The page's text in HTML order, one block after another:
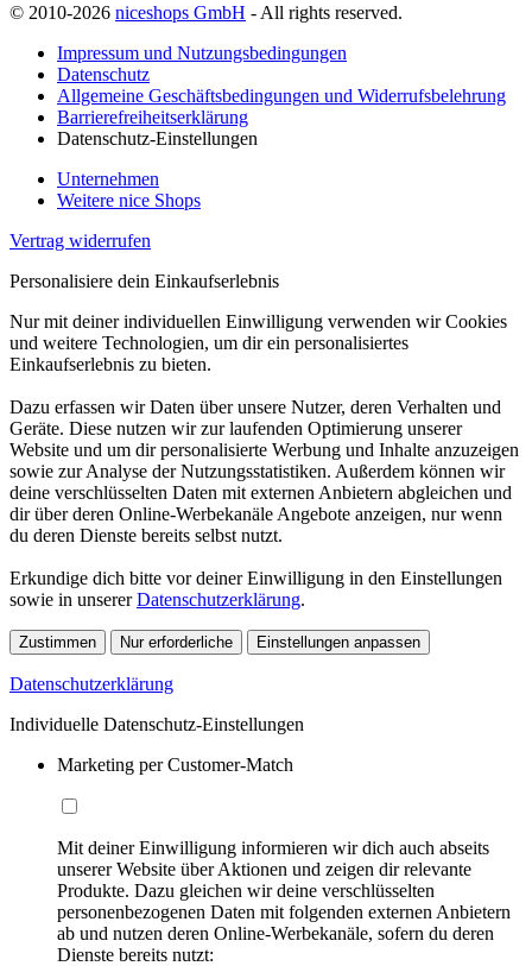
© 2010-2026 niceshops GmbH - All rights reserved.
Impressum und Nutzungsbedingungen
Datenschutz
Allgemeine Geschäftsbedingungen und Widerrufsbelehrung
Barrierefreiheitserklärung
Datenschutz-Einstellungen
Unternehmen
Weitere nice Shops
Vertrag widerrufen
Personalisiere dein Einkaufserlebnis
Nur mit deiner individuellen Einwilligung verwenden wir Cookies
und weitere Technologien, um dir ein personalisiertes
Einkaufserlebnis zu bieten.
Dazu erfassen wir Daten über unsere Nutzer, deren Verhalten und
Geräte. Diese nutzen wir zur laufenden Optimierung unserer
Website und um dir personalisierte Werbung und Inhalte anzuzeigen
sowie zur Analyse der Nutzungsstatistiken. Außerdem können wir
deine verschlüsselten Daten mit externen Anbietern abgleichen und
dir über deren Online-Werbekanäle Angebote anzeigen, nur wenn
du deren Dienste bereits selbst nutzt.
Erkundige dich bitte vor deiner Einwilligung in den Einstellungen
sowie in unsererDatenschutzerklärung.
Zustimmen Nur erforderliche Einstellungen anpassen
Datenschutzerklärung
Individuelle Datenschutz-Einstellungen
Marketing per Customer-Match
Mit deiner Einwilligung informieren wir dich auch abseits
unserer Website über Aktionen und zeigen dir relevante
Produkte. Dazu gleichen wir deine verschlüsselten
personenbezogenen Daten mit folgenden externen Anbietern
ab und nutzen deren Online-Werbekanäle, sofern du deren
Dienste bereits nutzt: